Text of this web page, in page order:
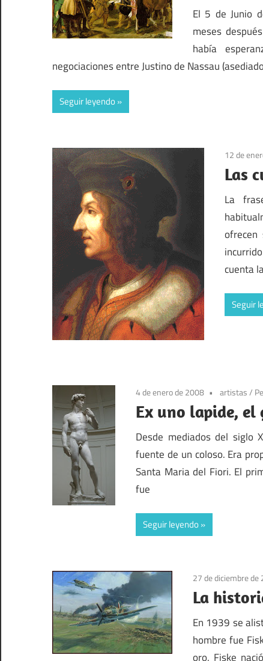
El 5 de Junio
meses
había
negociaciones entre Justino de Nassau
Seguir leyendo
12 de
Las
La
cuenta
Seguir
4 de enero de 2008 artistas/
Ex uno lapide,
Desde mediados del siglo
fuente de un coloso. Era
Santa Maria del Fiori. El
fue
Seguir leyendo
27 de diciembre de
La
En 1939 se
hombre fue
oro. Fiske